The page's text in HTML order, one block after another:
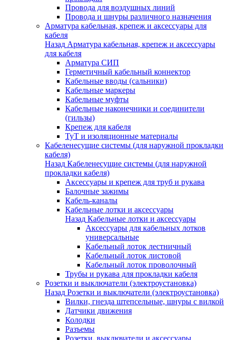
Провода для воздушных линий
Провода и шнуры различного назначения
Арматура кабельная, крепеж и аксессуары для
кабеля
Назад Арматура кабельная, крепеж и аксессуары
для кабеля
Арматура СИП
Герметичный кабельный коннектор
Кабельные вводы (сальники)
Кабельные маркеры
Кабельные муфты
Кабельные наконечники и соединители
(гильзы)
Крепеж для кабеля
ТуТ и изоляционные материалы
Кабеленесущие системы (для наружной прокладки
кабеля)
Назад Кабеленесущие системы (для наружной
прокладки кабеля)
Аксессуары и крепеж для труб и рукава
Балочные зажимы
Кабель-каналы
Кабельные лотки и аксессуары
Назад Кабельные лотки и аксессуары
Аксессуары для кабельных лотков
универсальные
Кабельный лоток лестничный
Кабельный лоток листовой
Кабельный лоток проволочный
Трубы и рукава для прокладки кабеля
Розетки и выключатели (электроустановка)
Назад Розетки и выключатели (электроустановка)
Вилки, гнезда штепсельные, шнуры с вилкой
Датчики движения
Колодки
Разъемы
Розетки, выключатели и аксессуары